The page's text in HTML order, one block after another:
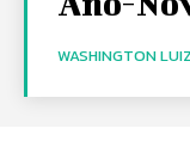
WASHINGTON LUIZ